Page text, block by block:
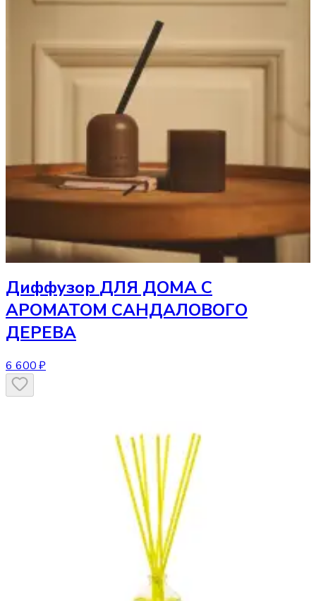
Диффузор ДЛЯ ДОМА С
АРОМАТОМ САНДАЛОВОГО
ДЕРЕВА
6 600 ₽